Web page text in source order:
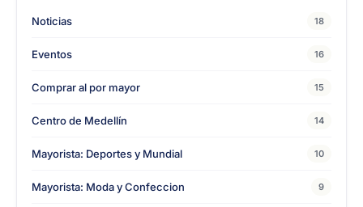
Noticias 18
Eventos 16
Comprar al por mayor 15
Centro de Medellín 14
Mayorista: Deportes y Mundial 10
Mayorista: Moda y Confeccion 9